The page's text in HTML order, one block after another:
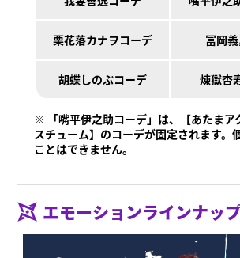
栗花落カナヲコーデ 冨岡
胡蝶しのぶコーデ 煉󠄁獄杏
※ 「嘴平伊之助コーデ」は、【あたまア
スチューム】のコーデが固定されます。
ことはできません。
エモーションラインナッ